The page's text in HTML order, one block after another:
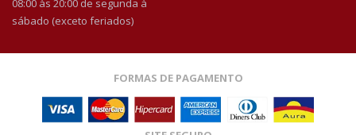
08:00 às 20:00 de segunda à
sábado (exceto feriados)
FORMAS DE PAGAMENTO